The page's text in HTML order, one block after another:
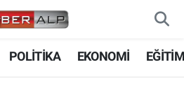
POLİTİKA EKONOMİ